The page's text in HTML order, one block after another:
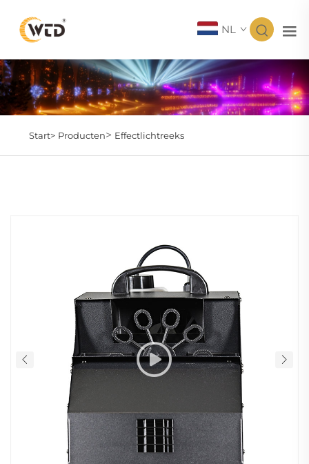
NL
Start> Producten> Effectlichtreeks